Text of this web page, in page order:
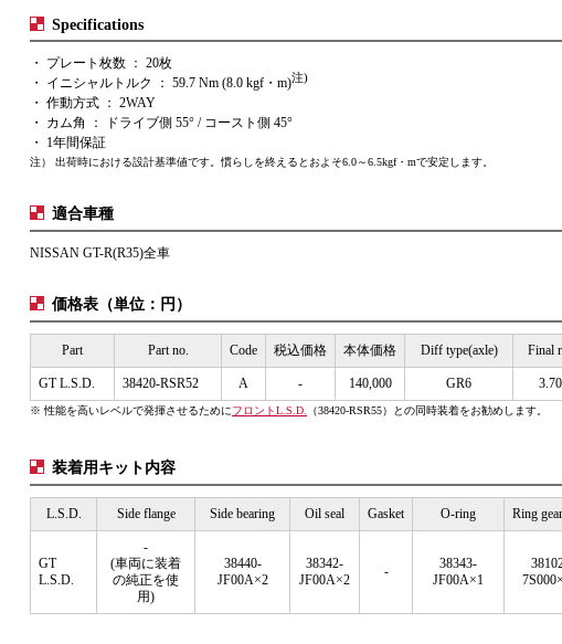
Specifications
・ プレート枚数 ： 20枚
・ イニシャルトルク ： 59.7 Nm (8.0 kgf・m)注)
・ 作動方式 ： 2WAY
・ カム角 ： ドライブ側 55° / コースト側 45°
・ 1年間保証
注） 出荷時における設計基準値です。慣らしを終えるとおよそ6.0～6.5kgf・mで安定します。
適合車種
NISSAN GT-R(R35)全車
価格表（単位：円）
Part Part no. Code 税込価格 本体価格 Diff type(axle) Final
GT L.S.D. 38420-RSR52 A - 140,000 GR6
※ 性能を高いレベルで発揮させるためにフロントL.S.D. （38420-RSR55）との同時装着をお勧めします。
装着用キット内容
L.S.D. Side flange Side bearing Oil seal Gasket O-ring Ring
GT
L.S.D.
-
(車両に装着
の純正を使
用)
38440-
JF00A×2
38342-
JF00A×2
-
38343-
JF00A×1